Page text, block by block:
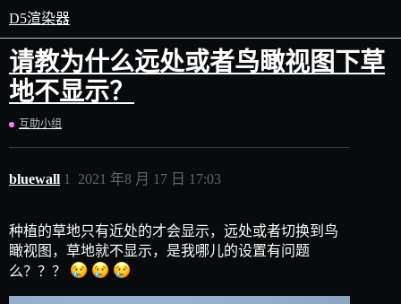
D5渲染器
请教为什么远处或者鸟瞰视图下草
地不显示？
互助小组
bluewall 2021 年8 月 17 日 17:03
1
种植的草地只有近处的才会显示，远处或者切换到鸟
瞰视图，草地就不显示，是我哪儿的设置有问题
么？？？